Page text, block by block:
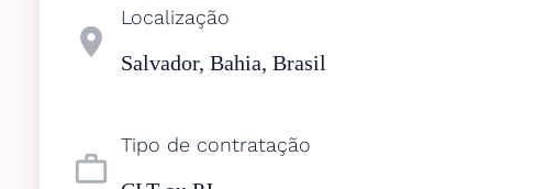
location_on
Localização
Salvador, Bahia, Brasil
work_outline
Tipo de contratação